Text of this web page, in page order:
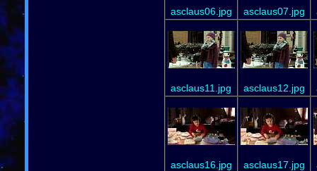
asclaus06.jpg asclaus07.jpg
asclaus11.jpg asclaus12.jpg
asclaus16.jpg asclaus17.jpg